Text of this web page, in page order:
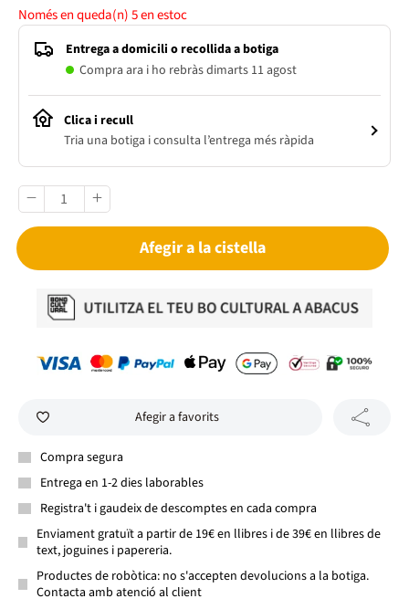
Només en queda(n)5en estoc
Entrega a domicili o recollida a botiga
Compra ara i ho rebràs dimarts 11 agost
Clica i recull
Tria una botiga i consulta l’entrega més ràpida
Afegir a la cistella
Afegir a favorits
Compra segura
Entrega en 1-2 dies laborables
Registra't i gaudeix de descomptes en cada compra
Enviament gratuït a partir de 19€ en llibres i de 39€ en llibres de
text, joguines i papereria.
Productes de robòtica: no s'accepten devolucions a la botiga.
Contacta amb atenció al client